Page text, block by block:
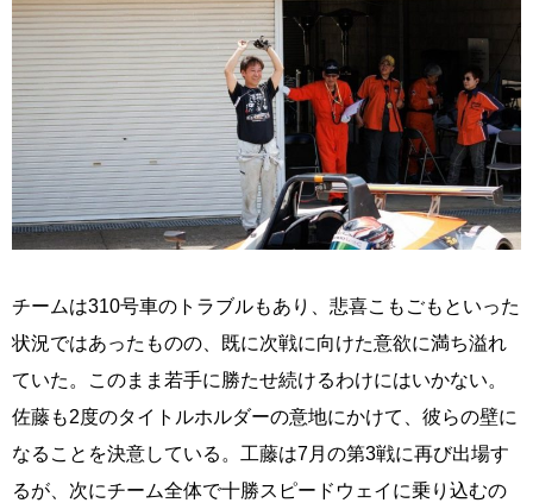
チームは310号車のトラブルもあり、悲喜こもごもといった
状況ではあったものの、既に次戦に向けた意欲に満ち溢れ
ていた。このまま若手に勝たせ続けるわけにはいかない。
佐藤も2度のタイトルホルダーの意地にかけて、彼らの壁に
なることを決意している。工藤は7月の第3戦に再び出場す
るが、次にチーム全体で十勝スピードウェイに乗り込むの